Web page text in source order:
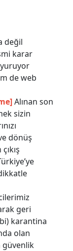
değil
karar
de web
Alınan son
sizin
dönüş
geri
karantina
olan
güvenlik